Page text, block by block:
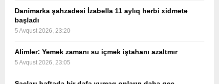
Danimarka şahzadəsi İzabella 11 aylıq hərbi xidmətə
başladı
5 Avqust 2026, 23:20
Alimlər: Yemək zamanı su içmək iştahanı azaltmır
5 Avqust 2026, 23:05